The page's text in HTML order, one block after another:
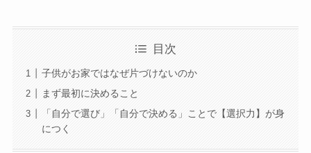
目次
子供がお家ではなぜ片づけないのか
まず最初に決めること
「自分で選び」「自分で決める」ことで【選択力】が身
につく